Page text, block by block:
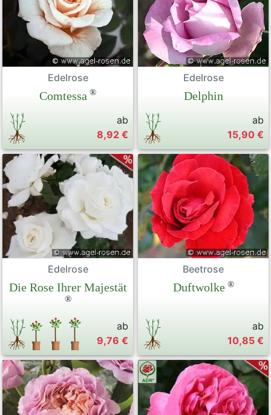
Edelrose
Comtessa ®
ab
8,92 €
Edelrose
Delphin
ab
15,90 €
Edelrose
Die Rose Ihrer Majestät
®
ab
9,76 €
Beetrose
Duftwolke ®
ab
10,85 €